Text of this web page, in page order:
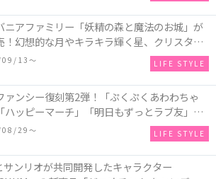
ニアファミリー「妖精の森と魔法のお城」が
！幻想的な月やキラキラ輝く星、クリスタル
装飾がお城を彩る♡
13〜 LIFE STYLE
ァンシー復刻第2弾！「ぷくぷくあわわちゃ
ハッピーマーチ」「明日もずっとラブ友」な
カンペンケース」や「遊べるメモ帳」が発売
29〜 LIFE STYLE
サンリオが共同開発したキャラクター